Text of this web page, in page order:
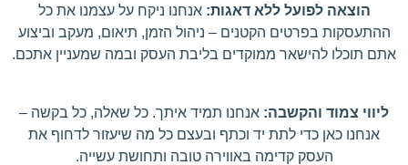
הוצאה לפועל ללא דאגות:אנחנו ניקח על עצמנו את כל
ההתעסקות בפרטים הקטנים – ניהול הזמן, תיאום, מעקב וביצוע
אתם תוכלו להישאר ממוקדים בליבת העסק ובמה שמעניין אתכם.
ליווי צמוד והקשבה: אנחנו תמיד איתך. כל שאלה, כל בקשה –
אנחנו כאן כדי לתת יד וכתף ובעצם כל מה שיעזור לדחוף את
העסק קדימה באווירה טובה ותחושת עשייה.